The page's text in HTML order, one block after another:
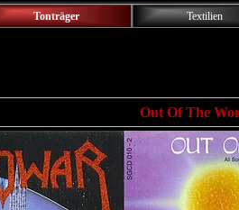
Tonträger Textilien
Out Of The